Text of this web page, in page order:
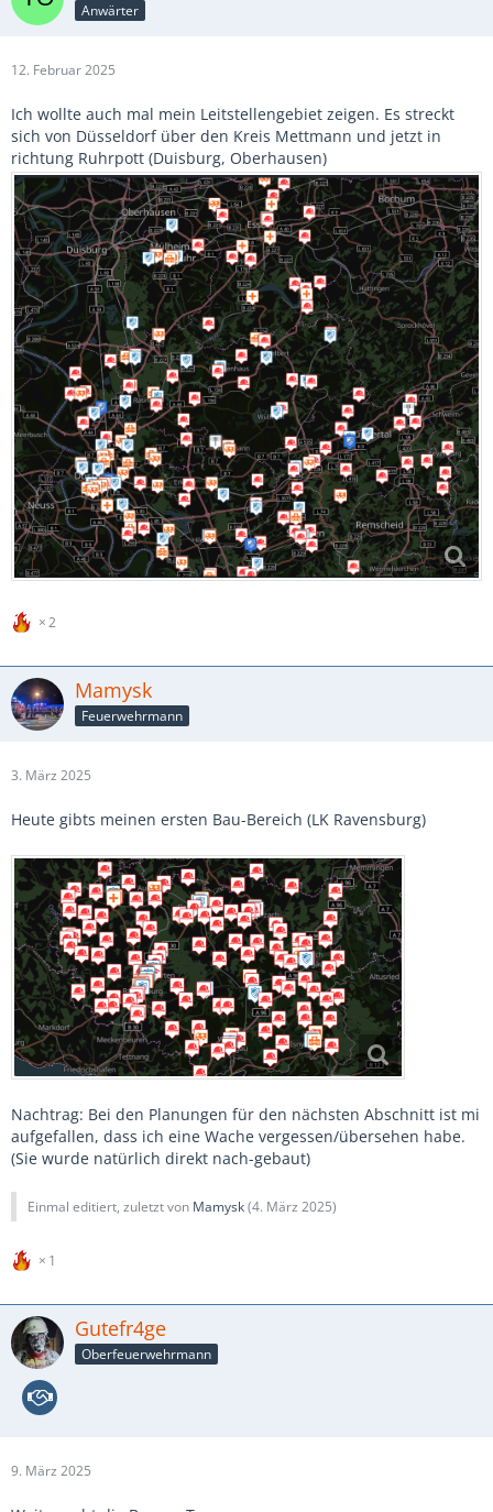
Anwärter
12. Februar 2025
Ich wollte auch mal mein Leitstellengebiet zeigen. Es streckt
sich von Düsseldorf über den Kreis Mettmann und jetzt in
richtung Ruhrpott (Duisburg, Oberhausen)
2
Mamysk
Feuerwehrmann
3. März 2025
Heute gibts meinen ersten Bau-Bereich (LK Ravensburg)
Nachtrag: Bei den Planungen für den nächsten Abschnitt ist mi
aufgefallen, dass ich eine Wache vergessen/übersehen habe.
(Sie wurde natürlich direkt nach-gebaut)
Einmal editiert, zuletzt von Mamysk(4. März 2025)
1
Gutefr4ge
Oberfeuerwehrmann
9. März 2025